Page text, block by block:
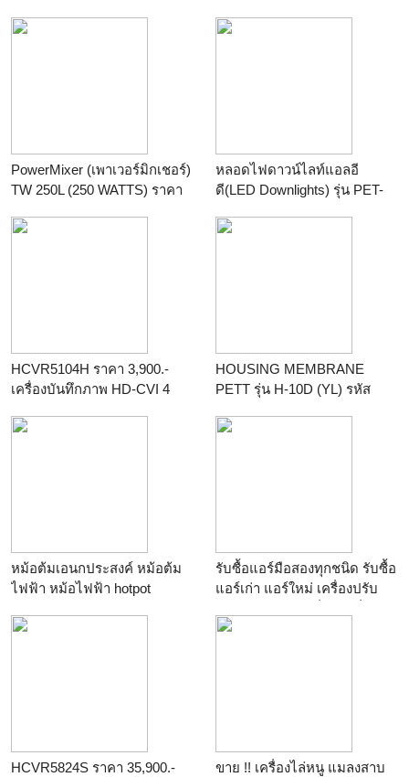
ร้าน
PowerMixer (เพาเวอร์มิกเชอร์)
TW 250L (250 WATTS) ราคา
ร้าน
หลอดไฟดาวน์ไลท์แอลอี
ดี(LED Downlights) รุ่น PET-
ร้าน
HCVR5104H ราคา 3,900.-
เครื่องบันทึกภาพ HD-CVI 4
ร้าน
HOUSING MEMBRANE
PETT รุ่น H-10D (YL) รหัส
ร้าน
หม้อต้มเอนกประสงค์ หม้อต้ม
ไฟฟ้า หม้อไฟฟ้า hotpot
รับซื้อแอร์มือสองทุกชนิด รับซื้อ
แอร์เก่า แอร์ใหม่ เครื่องปรับ
ไฟฟ้ามือสองทุกชนิด ให้ราคา
HCVR5824S ราคา 35,900.-
ขาย !! เครื่องไล่หนู แมลงสาบ